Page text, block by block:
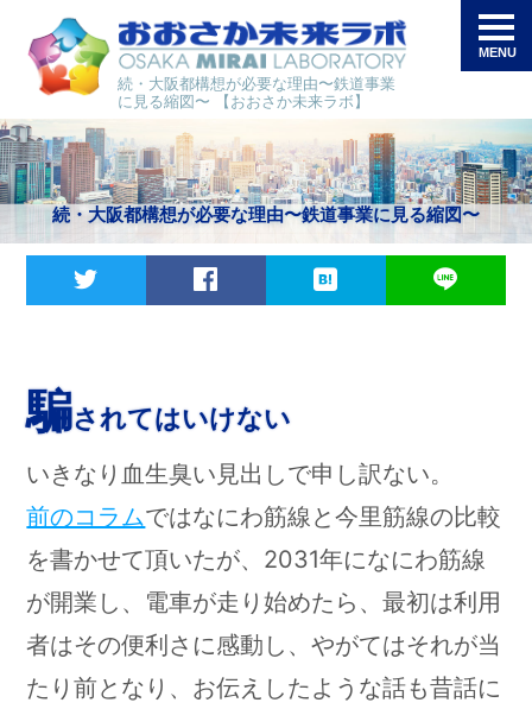
続・大阪都構想が必要な理由〜鉄道事業
に見る縮図〜 【おおさか未来ラボ】
続・大阪都構想が必要な理由〜鉄道事業に見る縮図〜
Facebook
騙されてはいけない
いきなり血生臭い見出しで申し訳ない。
前のコラムではなにわ筋線と今里筋線の比較
を書かせて頂いたが、2031年になにわ筋線
が開業し、電車が走り始めたら、最初は利用
者はその便利さに感動し、やがてはそれが当
たり前となり、お伝えしたような話も昔話に